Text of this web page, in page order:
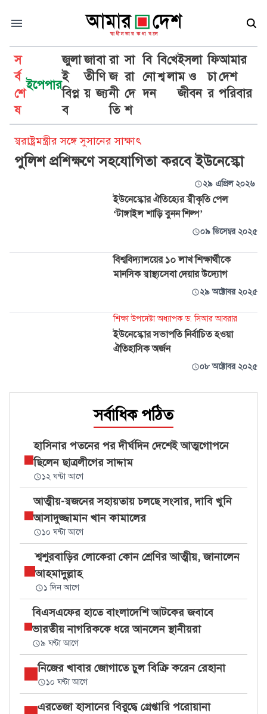
স
র্ব
শে
ষ
ইপেপার
জুলা
ই
বিপ্ল
ব
জা
তী
য়
বা
ণি
জ্য
রা
জ
নী
তি
সা
রা
দে
শ
বি
নো
দন
বি
শ্ব
খে
লা
ইসলা
ম ও
জীবন
ফি
চা
র
আমার
দেশ
পরিবার
ইউনেস্কো
স্বরাষ্ট্রমন্ত্রীর সঙ্গে সুসানের সাক্ষাৎ
পুলিশ প্রশিক্ষণে সহযোগিতা করবে ইউনেস্কো
২৯ এপ্রিল ২০২৬
ইউনেস্কোর ঐতিহ্যের স্বীকৃতি পেল
‘টাঙ্গাইল শাড়ি বুনন শিল্প’
০৯ ডিসেম্বর ২০২৫
বিশ্ববিদ্যালয়ের ১০ লাখ শিক্ষার্থীকে
মানসিক স্বাস্থ্যসেবা দেয়ার উদ্যোগ
২৯ অক্টোবর ২০২৫
শিক্ষা উপদেষ্টা অধ্যাপক ড. সিআর আবরার
ইউনেস্কোর সভাপতি নির্বাচিত হওয়া
ঐতিহাসিক অর্জন
০৮ অক্টোবর ২০২৫
সর্বাধিক পঠিত
হাসিনার পতনের পর দীর্ঘদিন দেশেই আত্মগোপনে
ছিলেন ছাত্রলীগের সাদ্দাম
১২ ঘণ্টা আগে
আত্মীয়-স্বজনের সহায়তায় চলছে সংসার, দাবি খুনি
আসাদুজ্জামান খান কামালের
১০ ঘণ্টা আগে
শ্বশুরবাড়ির লোকেরা কোন শ্রেণির আত্মীয়, জানালেন
আহমাদুল্লাহ
১ দিন আগে
বিএসএফের হাতে বাংলাদেশি আটকের জবাবে
ভারতীয় নাগরিককে ধরে আনলেন স্থানীয়রা
৯ ঘণ্টা আগে
নিজের খাবার জোগাতে চুল বিক্রি করেন রেহানা
১০ ঘণ্টা আগে
এরতেজা হাসানের বিরুদ্ধে গ্রেপ্তারি পরোয়ানা